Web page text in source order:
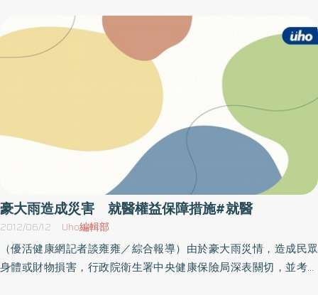
要早期發現問題、早期診斷、早期治療，倘若檢查異常而不就醫就
失去檢查的目的，希望各位市民注重自己的健康並主動定期篩檢，
各區衛生所及各醫院均提供癌症篩檢服務，市民朋友只需帶健保卡
前往領取糞便收集管回家採檢後繳回即可；如果您檢查的結果異
常，衛生局也呼籲市民撥冗至醫院複診，複診的時間預約可與各大
醫院癌症篩檢中心洽詢，或就近至各區衛生所協助預約複診。父母
的健康是孩子最大的幸福。
括：就醫前做適當準備、看病講清楚、檢查治療方法要確認及聰明
用藥，提醒民眾愈主動參與自己的醫療過程，治療結果愈好，也更
滿意。臺北市衛生局指出，若民眾在事前準備與建立正確的就醫態
度，就能減少醫療爭議案件的發生，因此衛生局也提出安全就醫4絕
招，幫助民眾擁有正確的就醫態度，絕招1：就醫態度要正確，正確
準備不但有助於診斷病情，同時能獲得適切的診療，如穿著容易穿
脫衣物，避免配戴過多手飾。就診時不宜要求醫師打針、開藥或做
檢查，應尊重醫師專業上的考量判斷。絕招2：安全看病講清楚，一
般醫師看診時會問一些問題，民眾可以先針對一些問題整理資料，
像是不適症狀從什麼時候開始？過去是否有藥物過敏情況？不舒服
多久，有沒有特定時間？曾如何處理不舒服症狀？過去病史？等，
都應誠實告訴醫師。對於醫師的病況或檢查說明有任何的疑問或顧
慮時，應立即發問，尋求醫師解釋說明。絕招3：檢查、治療方法要
確認，許多民眾喜歡就診時要求醫師做各項檢查，但醫師有專業上
考量，且必須遵守健保及醫院規定，無法依民眾要求照單全收。在
豪大雨造成災害 就醫權益保障措施#就醫
2012/06/12 Uho編輯部
（優活健康網記者談雍雍／綜合報導）由於豪大雨災情，造成民眾
身體或財物損害，行政院衛生署中央健康保險局深表關切，並考量